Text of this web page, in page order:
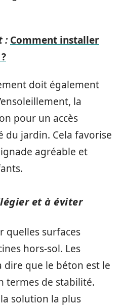
: Comment installer
doit également
la
pour un accès
du jardin. Cela favorise
agréable et
et à éviter
quelles surfaces
hors-sol. Les
dire que le béton est le
termes de stabilité.
la solution la plus